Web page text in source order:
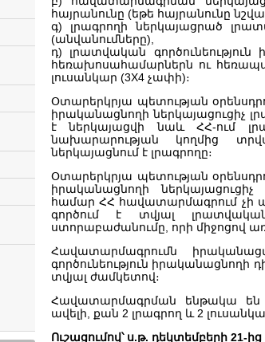
հայրանունը (եթե հայրանունը
գ) լրագրողի ներկայացրած
(անվանումները),
դ) լրատվական գործունեություն
հեռախոսահամարներն ու
լուսանկար (3X4 չափի)։
Օտարերկրյա պետության
իրականացնողի ներկայացուցիչ
է ներկայացվի նաև ՀՀ-ում
նախարարության կողմից
ներկայացնում է լրագրողը։
Օտարերկրյա պետության
իրականացնողի
համար ՀՀ հավատարմագրում չի
գործում է տվյալ
ստորաբաժանումը, որի միջոցով
Հավատարմագրումն
գործունեություն իրականացնողի
տվյալ ժամկետով։
Հավատարմագրման ենթակա են
ավելի, քան 2 լրագրող և 2
Ուշացումով՝ ս.թ. դեկտեմբերի 21-